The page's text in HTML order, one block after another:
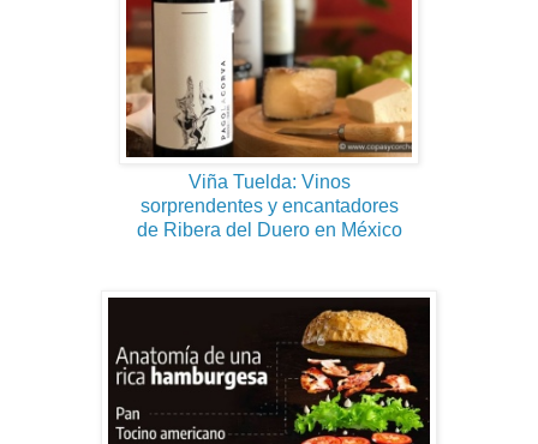
Viña Tuelda: Vinos
sorprendentes y encantadores
de Ribera del Duero en México